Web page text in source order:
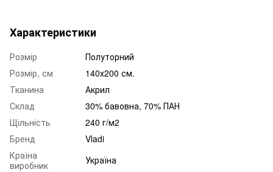
Характеристики
Розмір
Полуторний
Розмір, см
140х200 см.
Тканина
Акрил
Склад
30% бавовна, 70% ПАН
Щільність
240 г/м2
Бренд
Vladi
Країна
виробник
Україна